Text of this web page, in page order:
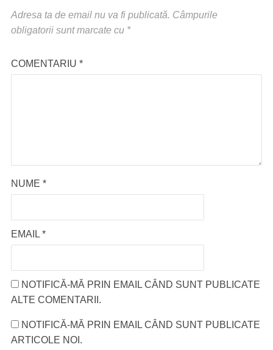
Adresa ta de email nu va fi publicată. Câmpurile
obligatorii sunt marcate cu *
COMENTARIU *
NUME *
EMAIL *
NOTIFICĂ-MĂ PRIN EMAIL CÂND SUNT PUBLICATE
ALTE COMENTARII.
NOTIFICĂ-MĂ PRIN EMAIL CÂND SUNT PUBLICATE
ARTICOLE NOI.